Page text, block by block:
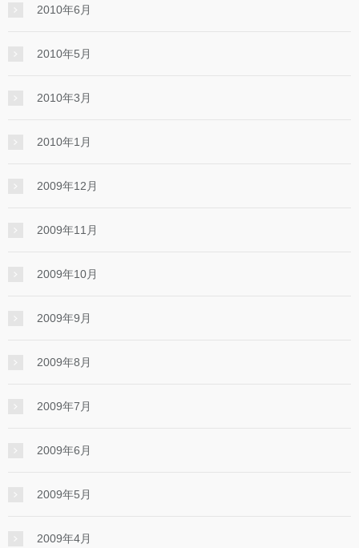
2010年6月
2010年5月
2010年3月
2010年1月
2009年12月
2009年11月
2009年10月
2009年9月
2009年8月
2009年7月
2009年6月
2009年5月
2009年4月